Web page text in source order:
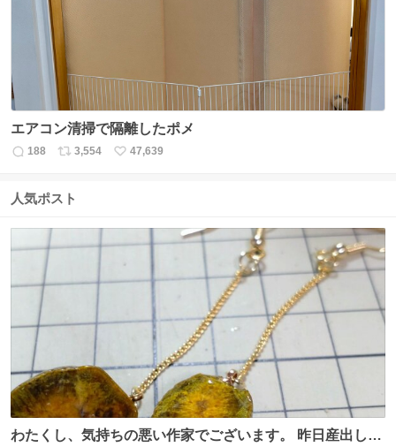
数
エアコン清掃で隔離したポメ
返
数
188
リ
ス
数
3,554
い
47,639
人気ポスト
わたくし、気持ちの悪い作家でございます。 昨日産出しま